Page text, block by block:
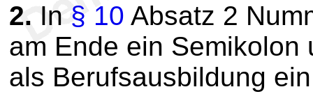
2. In § 10 Absatz 2
am Ende ein Semikolon
als Berufsausbildung